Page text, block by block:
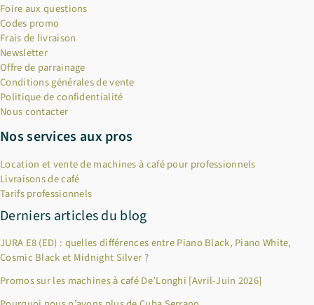
Foire aux questions
Codes promo
Frais de livraison
Newsletter
Offre de parrainage
Conditions générales de vente
Politique de confidentialité
Nous contacter
Nos services aux pros
Location et vente de machines à café pour professionnels
Livraisons de café
Tarifs professionnels
Derniers articles du blog
JURA E8 (ED) : quelles différences entre Piano Black, Piano White,
Cosmic Black et Midnight Silver ?
Promos sur les machines à café De’Longhi [Avril-Juin 2026]